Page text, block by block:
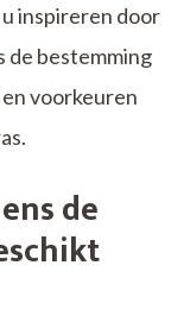
inspireren door
de bestemming
voorkeuren
de